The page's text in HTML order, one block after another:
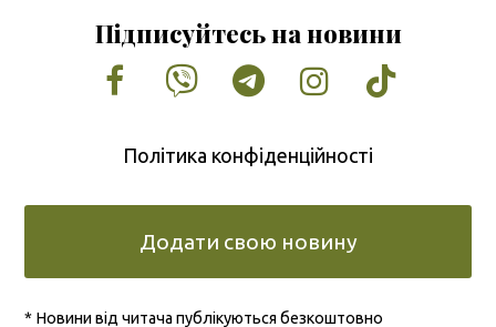
Підписуйтесь на новини
Facebook
VimeoTumblrInstagram
Tiktok
Політика конфіденційності
Додати свою новину
* Новини від читача публікуються безкоштовно